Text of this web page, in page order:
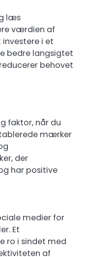
læs
værdien af
i et
bedre langsigtet
behovet
faktor, når du
mærker
der
har positive
medier for
Et
ro i sindet med
af